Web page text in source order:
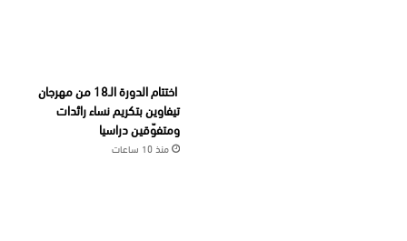
اختتام الدورة الـ18 من مهرجان
تيفاوين بتكريم نساء رائدات
ومتفوّقين دراسيا
منذ 10 ساعات